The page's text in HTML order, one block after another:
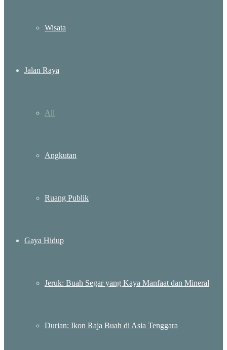
Wisata
Jalan Raya
All
Angkutan
Ruang Publik
Gaya Hidup
Jeruk: Buah Segar yang Kaya Manfaat dan Mineral
Durian: Ikon Raja Buah di Asia Tenggara